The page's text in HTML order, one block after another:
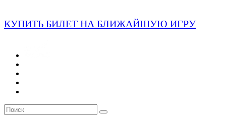
КУПИТЬ БИЛЕТ НА БЛИЖАЙШУЮ ИГРУ